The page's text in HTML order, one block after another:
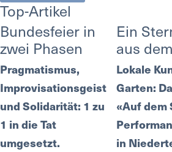
Top-Artikel
Bundesfeier in
zwei Phasen
Pragmatismus,
Improvisationsgeist
und Solidarität: 1 zu
1 in die Tat
umgesetzt.
Ein
aus
Lokale
Garten:
«Auf dem
in